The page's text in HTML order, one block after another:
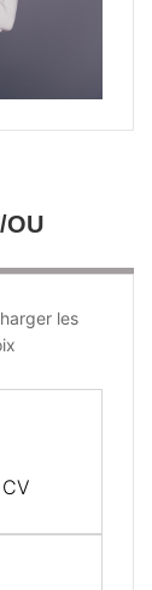
OU
les